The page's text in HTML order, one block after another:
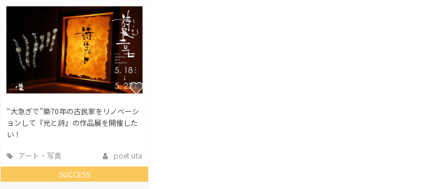
“大急ぎで”築70年の古民家をリノベーシ
ョンして『光と詩』の作品展を開催した
い！
アート・写真
poet uta
SUCCESS